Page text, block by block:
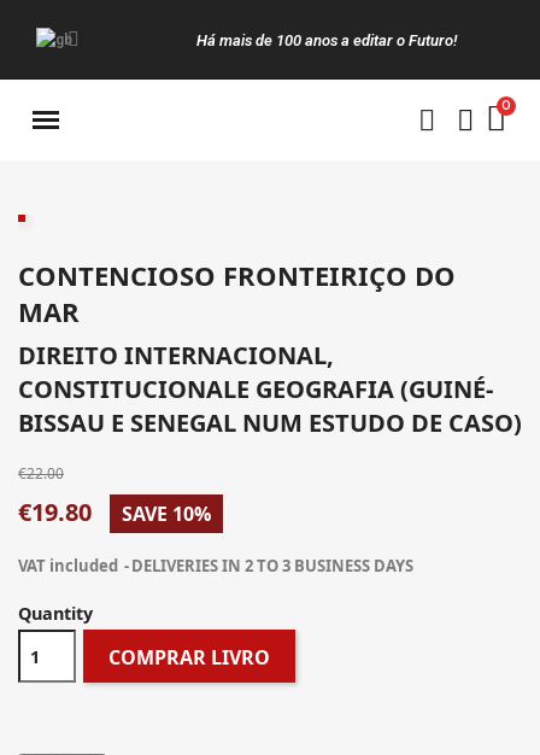
Há mais de 100 anos a editar o Futuro!
CONTENCIOSO FRONTEIRIÇO DO
MAR
DIREITO INTERNACIONAL,
CONSTITUCIONALE GEOGRAFIA (GUINÉ-
BISSAU E SENEGAL NUM ESTUDO DE CASO)
€22.00
€19.80 SAVE 10%
VAT included DELIVERIES IN 2 TO 3 BUSINESS DAYS
Quantity
COMPRAR LIVRO